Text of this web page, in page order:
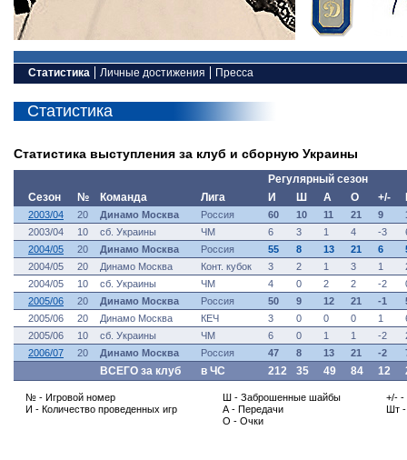
Статистика
Статистика
Статистика выступления за клуб и сборную Украины
Регулярный сезон
Сезон
№ Команда Лига И Ш А О +/-
2003/04 20 Динамо Москва Россия 60 10 11 21 9
2003/04
10 сб. Украины ЧМ 6 3 1 4 -3
2004/05
20 Динамо Москва Россия 55 8 13 21 6
2004/05
20 Динамо Москва Конт. кубок 3 2 1 3 1
2004/05
10 сб. Украины ЧМ 4 0 2 2 -2
2005/06
20 Динамо Москва Россия 50 9 12 21 -1
2005/06
20 Динамо Москва КЕЧ 3 0 0 0 1
2005/06
10 сб. Украины ЧМ 6 0 1 1 -2
2006/07
20 Динамо Москва Россия 47 8 13 21 -2
ВСЕГО за клуб в ЧС 212 35 49 84 12
№ - Игровой номер
И - Количество проведенных игр
Ш - Заброшенные шайбы
А - Передачи
О - Очки
+/-
Шт -
Личные достижения Пресса